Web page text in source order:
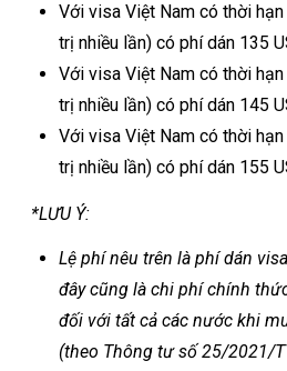
Với visa Việt Nam có thời
trị nhiều lần) có phí dán 135
Với visa Việt Nam có thời
trị nhiều lần) có phí dán 145
Với visa Việt Nam có thời
trị nhiều lần) có phí dán 155
*LƯU Ý:
Lệ phí nêu trên là phí dán
đây cũng là chi phí chính
đối với tất cả các nước khi
(theo Thông tư số 25/2021/